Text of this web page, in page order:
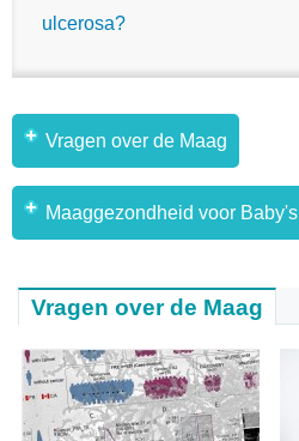
ulcerosa?
Vragen over de Maag
Maaggezondheid voor Baby's
Vragen over de Maag